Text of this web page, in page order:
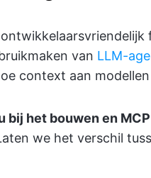
van LLM-
context aan
bij het bouwen en
we het verschil